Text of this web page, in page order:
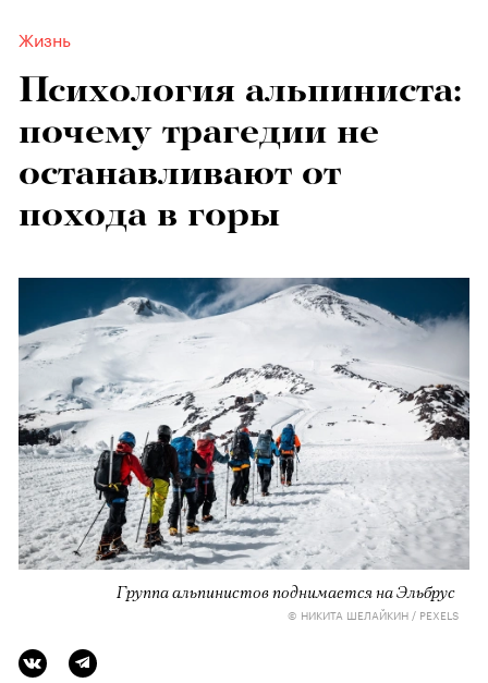
Жизнь
Психология альпиниста:
почему трагедии не
останавливают от
похода в горы
Группа альпинистов поднимается на Эльбрус
© НИКИТА ШЕЛАЙКИН / PEXELS